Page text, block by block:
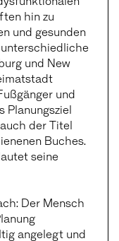
hin zu
und gesunden
und New
und
Planungsziel
der Titel
Buches.
seine
Der Mensch
angelegt und